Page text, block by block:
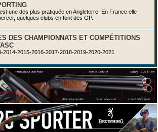
une des plus pratiquée en Angleterre. En France elle
quelques clubs en font des GP.
DES CHAMPIONNATS ET COMPÉTITIONS
2014-2015-2016-2017-2018-2019-2020-2021